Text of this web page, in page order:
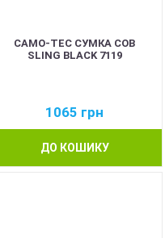
CAMO-TEC СУМКА COB
SLING BLACK 7119
1065 грн
ДО КОШИКУ